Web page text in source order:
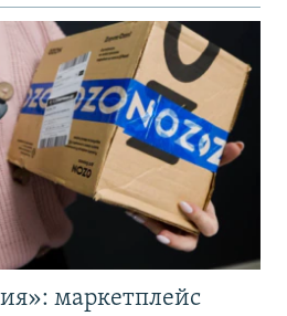
маркетплейс